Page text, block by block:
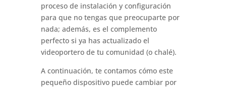
proceso de instalación y configuración
para que no tengas que preocuparte por
nada; además, es el complemento
perfecto si ya has actualizado el
videoportero de tu comunidad (o chalé).
A continuación, te contamos cómo este
pequeño dispositivo puede cambiar por